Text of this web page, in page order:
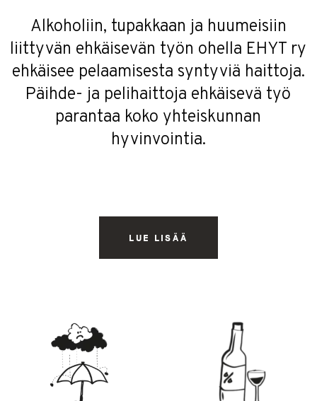
Alkoholiin, tupakkaan ja huumeisiin
liittyvän ehkäisevän työn ohella EHYT ry
ehkäisee pelaamisesta syntyviä haittoja.
Päihde- ja pelihaittoja ehkäisevä työ
parantaa koko yhteiskunnan
hyvinvointia.
LUE LISÄÄ